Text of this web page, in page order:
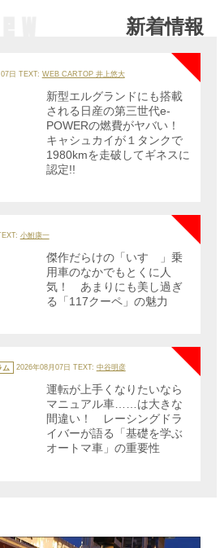
新着情報
日 TEXT: WEB CARTOP 井上悠大
NEW
新型エルグランドにも搭載
される日産の第三世代e-
POWERの燃費がヤバい！
キャシュカイが１タンクで
1980kmを走破してギネスに
認定!!
小鮒康一
傑作だらけの「いすゞ」乗
用車のなかでもとくに人
気！ あまりにも美し過ぎ
る「117クーペ」の魅力
ム 2026年08月07日 TEXT: 中谷明彦
運転が上手くなりたいなら
マニュアル車……は大きな
間違い！ レーシングドラ
イバーが語る「基礎を学ぶ
オートマ車」の重要性